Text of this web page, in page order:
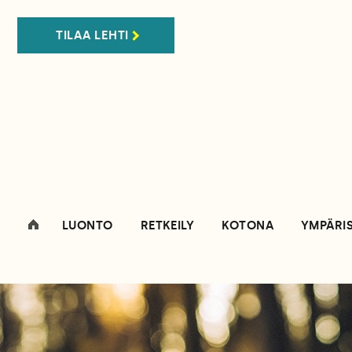
TILAA LEHTI
LUONTO RETKEILY KOTONA